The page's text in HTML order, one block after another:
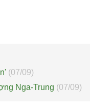
(07/09)
Nga-Trung (07/09)